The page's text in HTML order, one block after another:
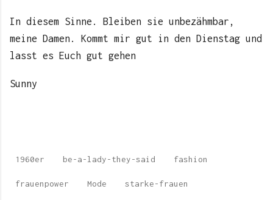
In diesem Sinne. Bleiben sie unbezähmbar,
meine Damen. Kommt mir gut in den Dienstag und
lasst es Euch gut gehen
Sunny
1960er be-a-lady-they-said fashion
frauenpower Mode starke-frauen